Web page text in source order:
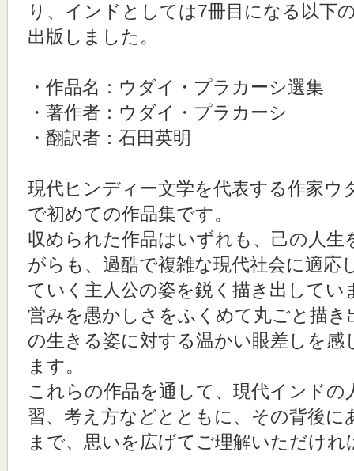
り、インドとしては7冊目になる以下
出版しました。
・作品名：ウダイ・プラカーシ選集
・著作者：ウダイ・プラカーシ
・翻訳者：石田英明
現代ヒンディー文学を代表する作家ウ
で初めての作品集です。
収められた作品はいずれも、己の人
がらも、過酷で複雑な現代社会に適応
ていく主人公の姿を鋭く描き出してい
営みを愚かしさをふくめて丸ごと描
の生きる姿に対する温かい眼差しを
ます。
これらの作品を通して、現代インドの
習、考え方などとともに、その背後に
まで、思いを広げてご理解いただけれ